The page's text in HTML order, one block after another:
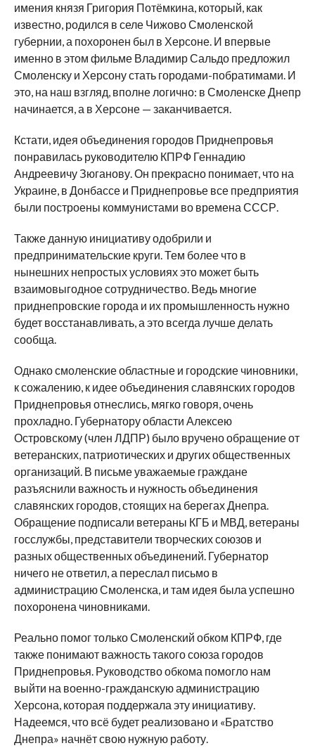
имения князя Григория Потёмкина, который, как
известно, родился в селе Чижово Смоленской
губернии, а похоронен был в Херсоне. И впервые
именно в этом фильме Владимир Сальдо предложил
Смоленску и Херсону стать городами-побратимами. И
это, на наш взгляд, вполне логично: в Смоленске Днепр
начинается, а в Херсоне — заканчивается.
Кстати, идея объединения городов Приднепровья
понравилась руководителю КПРФ Геннадию
Андреевичу Зюганову. Он прекрасно понимает, что на
Украине, в Донбассе и Приднепровье все предприятия
были построены коммунистами во времена СССР.
Также данную инициативу одобрили и
предпринимательские круги. Тем более что в
нынешних непростых условиях это может быть
взаимовыгодное сотрудничество. Ведь многие
приднепровские города и их промышленность нужно
будет восстанавливать, а это всегда лучше делать
сообща.
Однако смоленские областные и городские чиновники,
к сожалению, к идее объединения славянских городов
Приднепровья отнеслись, мягко говоря, очень
прохладно. Губернатору области Алексею
Островскому (член ЛДПР) было вручено обращение от
ветеранских, патриотических и других общественных
организаций. В письме уважаемые граждане
разъяснили важность и нужность объединения
славянских городов, стоящих на берегах Днепра.
Обращение подписали ветераны КГБ и МВД, ветераны
госслужбы, представители творческих союзов и
разных общественных объединений. Губернатор
ничего не ответил, а переслал письмо в
администрацию Смоленска, и там идея была успешно
похоронена чиновниками.
Реально помог только Смоленский обком КПРФ, где
также понимают важность такого союза городов
Приднепровья. Руководство обкома помогло нам
выйти на военно-гражданскую администрацию
Херсона, которая поддержала эту инициативу.
Надеемся, что всё будет реализовано и «Братство
Днепра» начнёт свою нужную работу.